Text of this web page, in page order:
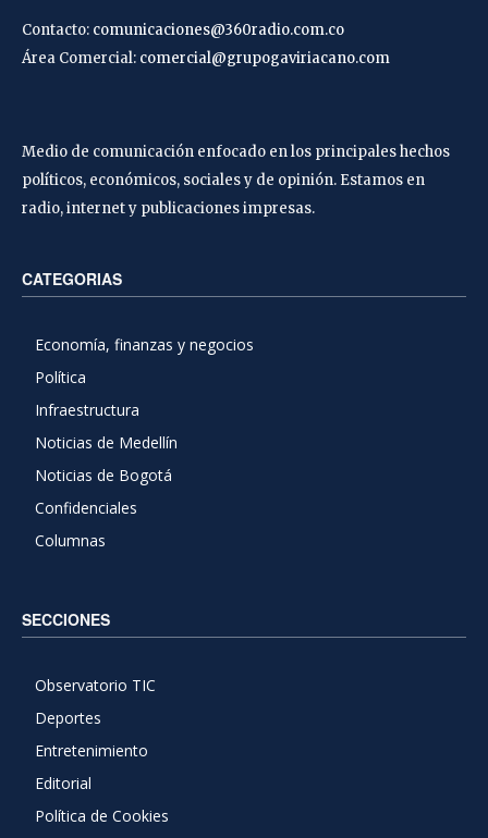
Contacto: comunicaciones@360radio.com.co
Área Comercial: comercial@grupogaviriacano.com
Medio de comunicación enfocado en los principales hechos
políticos, económicos, sociales y de opinión. Estamos en
radio, internet y publicaciones impresas.
CATEGORIAS
Economía, finanzas y negocios
Política
Infraestructura
Noticias de Medellín
Noticias de Bogotá
Confidenciales
Columnas
SECCIONES
Observatorio TIC
Deportes
Entretenimiento
Editorial
Política de Cookies